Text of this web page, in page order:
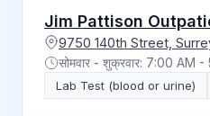
Jim Pattison
9750 140th Street,
सोमवार - शुक्रवार: 7:00 AM
Lab Test (blood or urine)